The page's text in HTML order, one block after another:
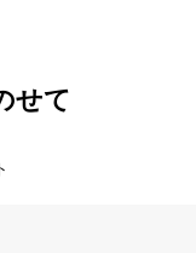
せて